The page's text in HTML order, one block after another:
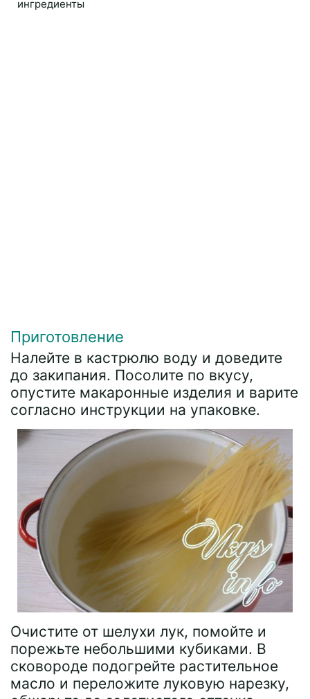
Приготовление
Налейте в кастрюлю воду и доведите
до закипания. Посолите по вкусу,
опустите макаронные изделия и варите
согласно инструкции на упаковке.
Очистите от шелухи лук, помойте и
порежьте небольшими кубиками. В
сковороде подогрейте растительное
масло и переложите луковую нарезку,